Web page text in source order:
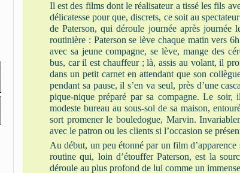
Il est des films dont le réalisateur a tissé les fils
délicatesse pour que, discrets, ce soit au
de Paterson, qui déroule journée après
routinière : Paterson se lève chaque matin vers
avec sa jeune compagne, se lève, mange des
bus, car il est chauffeur ; là, assis au volant, il
dans un petit carnet en attendant que son
pendant sa pause, il s’en va seul, près d’une
pique-nique préparé par sa compagne. Le
modeste bureau au sous-sol de sa maison,
sort promener le bouledogue, Marvin.
avec le patron ou les clients si l’occasion se
Au début, un peu étonné par un film
routine qui, loin d’étouffer Paterson, est la
déroule au plus profond de lui comme un